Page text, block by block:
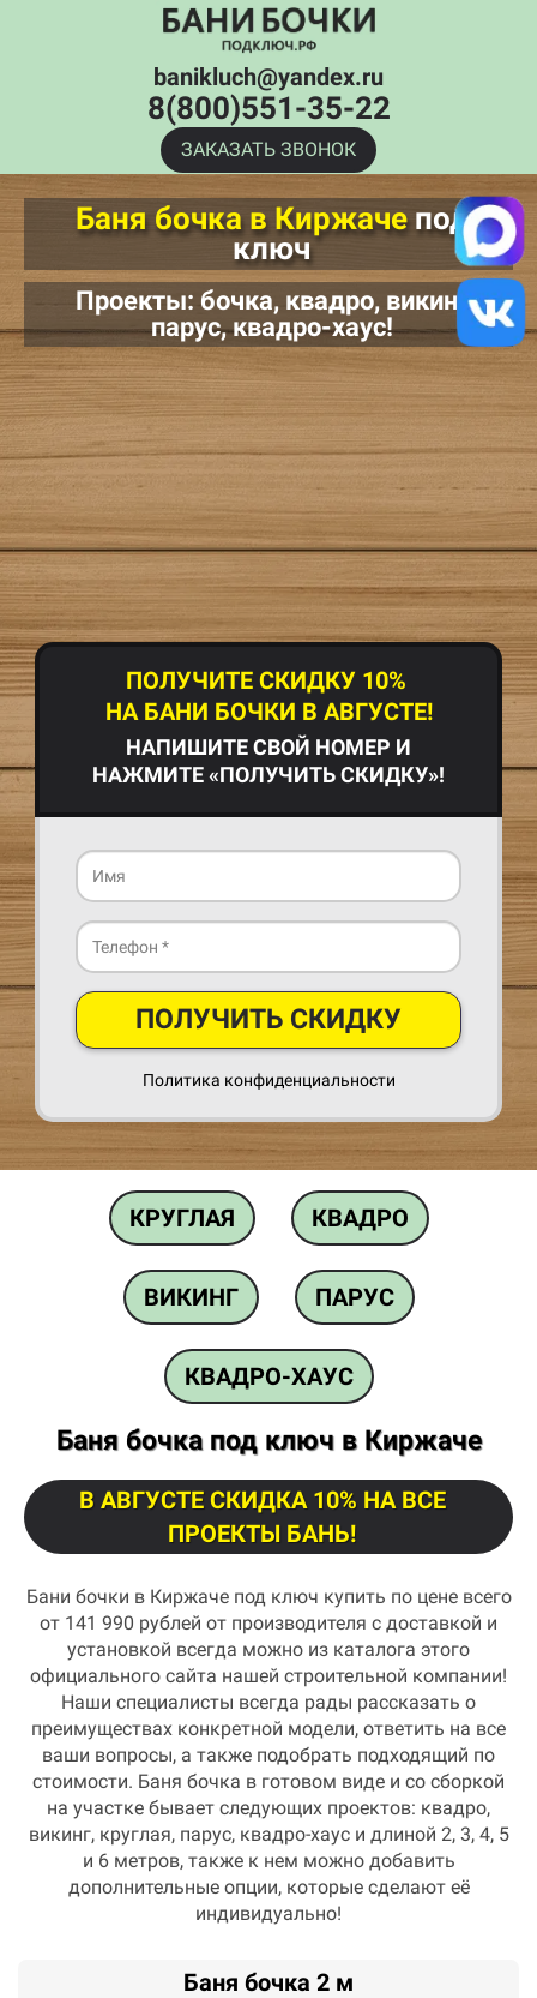
banikluch@yandex.ru
8(800)551-35-22
ЗАКАЗАТЬ ЗВОНОК
Баня бочка в Киржаче под
ключ
Проекты: бочка, квадро, викинг,
парус, квадро-хаус!
ПОЛУЧИТЕ СКИДКУ 10%
НА БАНИ БОЧКИ В АВГУСТЕ!
НАПИШИТЕ СВОЙ НОМЕР И
НАЖМИТЕ «ПОЛУЧИТЬ СКИДКУ»!
ПОЛУЧИТЬ СКИДКУ
Политика конфиденциальности
КРУГЛАЯ КВАДРО
ВИКИНГ ПАРУС
КВАДРО-ХАУС
Баня бочка под ключ в Киржаче
В АВГУСТЕ СКИДКА 10% НА ВСЕ
ПРОЕКТЫ БАНЬ!
Бани бочки в Киржаче под ключ купить по цене всего
от 141 990 рублей от производителя с доставкой и
установкой всегда можно из каталога этого
официального сайта нашей строительной компании!
Наши специалисты всегда рады рассказать о
преимуществах конкретной модели, ответить на все
ваши вопросы, а также подобрать подходящий по
стоимости. Баня бочка в готовом виде и со сборкой
на участке бывает следующих проектов: квадро,
викинг, круглая, парус, квадро-хаус и длиной 2, 3, 4, 5
и 6 метров, также к нем можно добавить
дополнительные опции, которые сделают её
индивидуально!
Баня бочка 2 м